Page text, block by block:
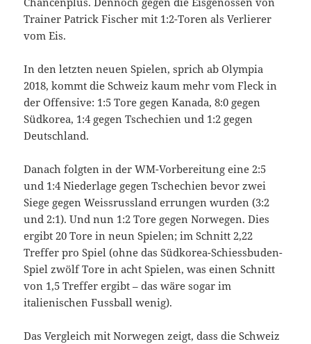
Trainer Patrick Fischer mit 1:2-Toren als Verlierer
vom Eis.
In den letzten neuen Spielen, sprich ab Olympia
2018, kommt die Schweiz kaum mehr vom Fleck in
der Offensive: 1:5 Tore gegen Kanada, 8:0 gegen
Südkorea, 1:4 gegen Tschechien und 1:2 gegen
Deutschland.
Danach folgten in der WM-Vorbereitung eine 2:5
und 1:4 Niederlage gegen Tschechien bevor zwei
Siege gegen Weissrussland errungen wurden (3:2
und 2:1). Und nun 1:2 Tore gegen Norwegen. Dies
ergibt 20 Tore in neun Spielen; im Schnitt 2,22
Treffer pro Spiel (ohne das Südkorea-Schiessbuden-
Spiel zwölf Tore in acht Spielen, was einen Schnitt
von 1,5 Treffer ergibt – das wäre sogar im
italienischen Fussball wenig).
Das Vergleich mit Norwegen zeigt, dass die Schweiz